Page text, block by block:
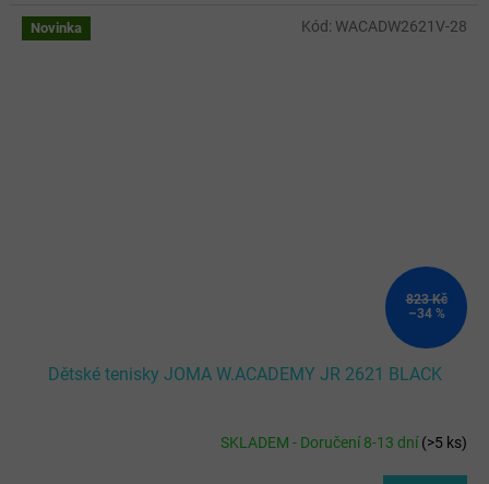
Novinka
823 Kč
–34 %
Dětské tenisky JOMA W.ACADEMY JR 2621 BLACK
SKLADEM - Doručení 8-13 dní(>5 ks)
Kód: WACADW2621V-28